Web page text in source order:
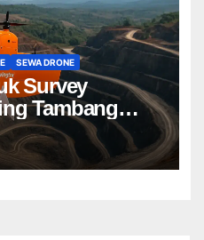
SEWA DRONE
Survey
Tambang
Cepat & Akurat